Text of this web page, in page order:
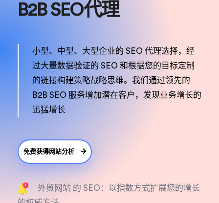
B2B SEO代理
小型、中型、大型企业的 SEO 代理选择，经
过大量数据验证的 SEO 和根据您的目标定制
的链接构建策略战略思维。我们通过领先的
B2B SEO 服务增加潜在客户，发现业务增长的
迅猛增长
免费获得网站分析
外贸网站 的 SEO：以指数方式扩展您的增长